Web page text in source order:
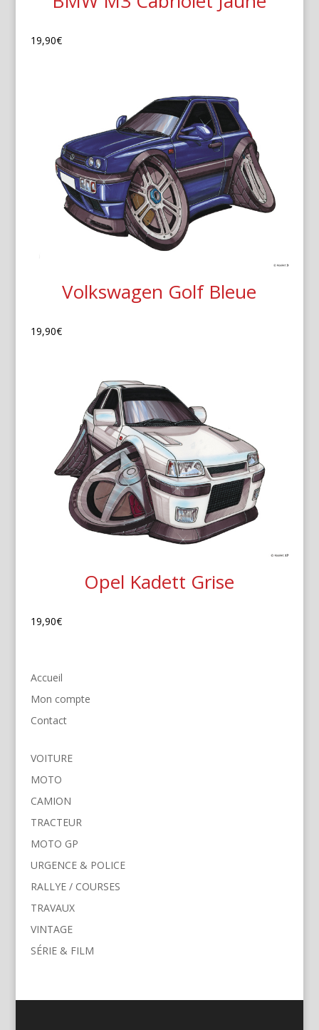
19,90€
Volkswagen Golf Bleue
19,90€
Opel Kadett Grise
19,90€
Accueil
Mon compte
Contact
VOITURE
MOTO
CAMION
TRACTEUR
MOTO GP
URGENCE & POLICE
RALLYE / COURSES
TRAVAUX
VINTAGE
SÉRIE & FILM